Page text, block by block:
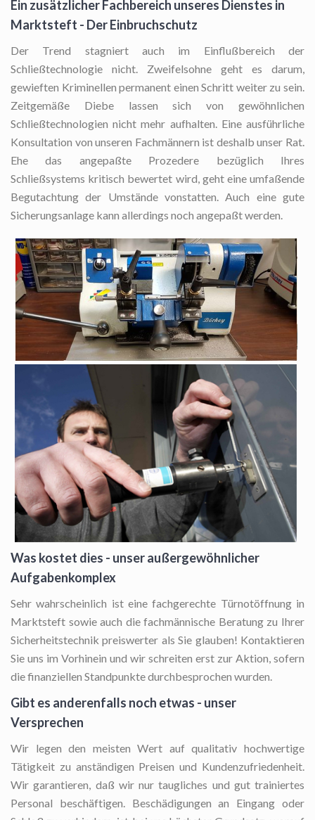
Ein zusätzlicher Fachbereich unseres Dienstes in
Marktsteft - Der Einbruchschutz
Der Trend stagniert auch im Einflußbereich der
Schließtechnologie nicht. Zweifelsohne geht es darum,
gewieften Kriminellen permanent einen Schritt weiter zu sein.
Zeitgemäße Diebe lassen sich von gewöhnlichen
Schließtechnologien nicht mehr aufhalten. Eine ausführliche
Konsultation von unseren Fachmännern ist deshalb unser Rat.
Ehe das angepaßte Prozedere bezüglich Ihres
Schließsystems kritisch bewertet wird, geht eine umfaßende
Begutachtung der Umstände vonstatten. Auch eine gute
Sicherungsanlage kann allerdings noch angepaßt werden.
Was kostet dies - unser außergewöhnlicher
Aufgabenkomplex
Sehr wahrscheinlich ist eine fachgerechte Türnotöffnung in
Marktsteft sowie auch die fachmännische Beratung zu Ihrer
Sicherheitstechnik preiswerter als Sie glauben! Kontaktieren
Sie uns im Vorhinein und wir schreiten erst zur Aktion, sofern
die finanziellen Standpunkte durchbesprochen wurden.
Gibt es anderenfalls noch etwas - unser
Versprechen
Wir legen den meisten Wert auf qualitativ hochwertige
Tätigkeit zu anständigen Preisen und Kundenzufriedenheit.
Wir garantieren, daß wir nur taugliches und gut trainiertes
Personal beschäftigen. Beschädigungen an Eingang oder